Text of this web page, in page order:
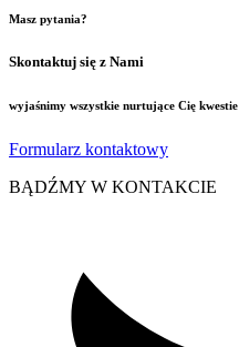
Masz pytania?
Skontaktuj się z Nami
wyjaśnimy wszystkie nurtujące Cię kwestie
Formularz kontaktowy
BĄDŹMY W KONTAKCIE